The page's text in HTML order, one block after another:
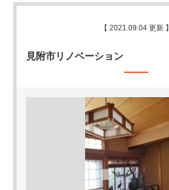
【 2021.09.04 更新 】
見附市リノベーション